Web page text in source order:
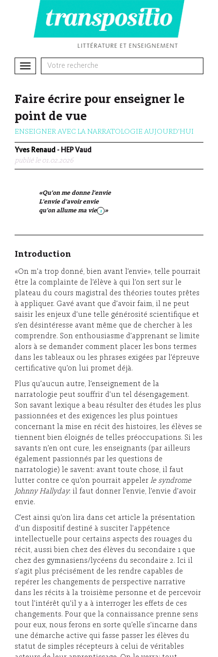
Toggle
Faire écrire pour enseigner le
point de vue
ENSEIGNER AVEC LA NARRATOLOGIE AUJOURD'HUI
Yves Renaud - HEP Vaud
publié le 01.02.2026
«Qu'on me donne l'envie
L'envie d'avoir envie
qu'on allume ma vie 1 »
Introduction
«On m’a trop donné, bien avant l’envie», telle pourrait
être la complainte de l’élève à qui l’on sert sur le
plateau du cours magistral des théories toutes prêtes
à appliquer. Gavé avant que d’avoir faim, il ne peut
saisir les enjeux d’une telle générosité scientifique et
s’en désintéresse avant même que de chercher à les
comprendre. Son enthousiasme d’apprenant se limite
alors à se demander comment placer les bons termes
dans les tableaux ou les phrases exigées par l’épreuve
certificative qu’on lui promet déjà.
Plus qu’aucun autre, l’enseignement de la
narratologie peut souffrir d’un tel désengagement.
Son savant lexique a beau résulter des études les plus
passionnées et des exigences les plus pointues
concernant la mise en récit des histoires, les élèves se
tiennent bien éloignés de telles préoccupations. Si les
savants n’en ont cure, les enseignants (par ailleurs
également passionnés par les questions de
narratologie) le savent: avant toute chose, il faut
lutter contre ce qu’on pourrait appeler le syndrome
Johnny Hallyday: il faut donner l’envie, l’envie d’avoir
envie.
C’est ainsi qu’on lira dans cet article la présentation
d’un dispositif destiné à susciter l’appétence
intellectuelle pour certains aspects des rouages du
récit, aussi bien chez des élèves du secondaire 1 que
chez des gymnasiens/lycéens du secondaire 2. Ici il
s’agit plus précisément de les rendre capables de
repérer les changements de perspective narrative
dans les récits à la troisième personne et de percevoir
tout l’intérêt qu’il y a à interroger les effets de ces
changements. Pour que la connaissance prenne sens
pour eux, nous ferons en sorte qu’elle s’incarne dans
une démarche active qui fasse passer les élèves du
statut de simples récepteurs à celui de véritables